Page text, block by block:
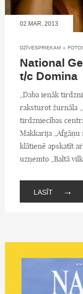
02.MAR, 2013
DZĪVESPRIEKAM »
National
t/c Domina
„Daba ienāk
raksturot žurnāla
tirdzniecības
Makkarija „Afgāņu
klātienē apskatīt
uzņemto „Baltā
LASĪT →